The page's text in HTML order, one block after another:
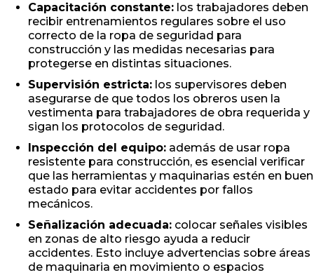
Capacitación constante: los trabajadores deben
recibir entrenamientos regulares sobre el uso
correcto de la ropa de seguridad para
construcción y las medidas necesarias para
protegerse en distintas situaciones.
Supervisión estricta: los supervisores deben
asegurarse de que todos los obreros usen la
vestimenta para trabajadores de obra requerida y
sigan los protocolos de seguridad.
Inspección del equipo: además de usar ropa
resistente para construcción, es esencial verificar
que las herramientas y maquinarias estén en buen
estado para evitar accidentes por fallos
mecánicos.
Señalización adecuada: colocar señales visibles
en zonas de alto riesgo ayuda a reducir
accidentes. Esto incluye advertencias sobre áreas
de maquinaria en movimiento o espacios